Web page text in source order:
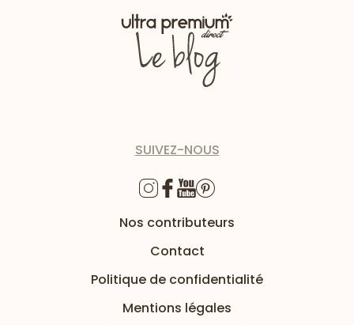
SUIVEZ-NOUS
Nos contributeurs
Contact
Politique de confidentialité
Mentions légales